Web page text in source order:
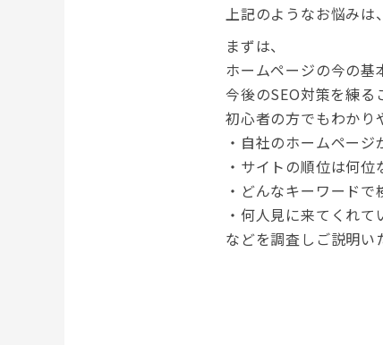
上記のようなお悩みは
まずは、
ホームページの今の基
今後のSEO対策を練る
初心者の方でもわかり
・自社のホームペー
・サイトの順位は何位
・どんなキーワード
・何人見に来てくれて
などを調査しご説明い